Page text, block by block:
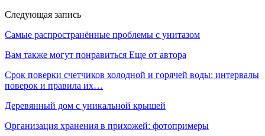
Следующая запись
Самые распространённые проблемы с унитазом
Вам также могут понравиться Еще от автора
Срок поверки счетчиков холодной и горячей воды: интервалы
поверок и правила их…
Деревянный дом с уникальной крышей
Организация хранения в прихожей: фотопримеры